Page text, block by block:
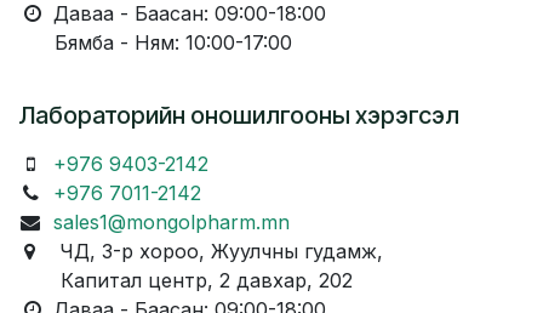
Даваа - Баасан: 09:00-18:00
Бямба - Ням: 10:00-17:00
Лабораторийн оношилгооны хэрэгсэл
+976 9403-2142
+976 7011-2142
sales1@mongolpharm.mn
ЧД, 3-р хороо, Жуулчны гудамж,
Капитал центр, 2 давхар, 202